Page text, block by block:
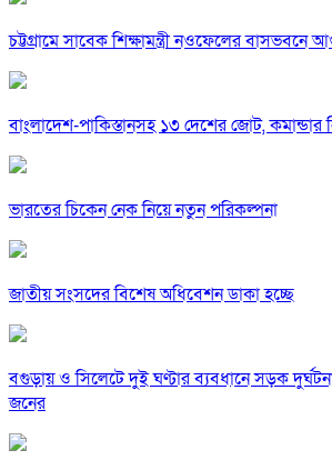
চট্টগ্রামে সাবেক শিক্ষামন্ত্রী নওফেলের বাসভবনে
বাংলাদেশ-পাকিস্তানসহ ১৩ দেশের জোট,
ভারতের চিকেন নেক নিয়ে নতুন পরিকল্পনা
জাতীয় সংসদের বিশেষ অধিবেশন ডাকা হচ্ছে
বগুড়ায় ও সিলেটে দুই ঘণ্টার ব্যবধানে সড়ক
জনের